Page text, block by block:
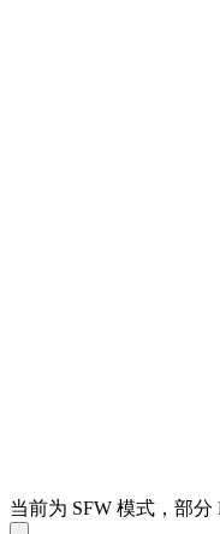
当前为 SFW 模式，部